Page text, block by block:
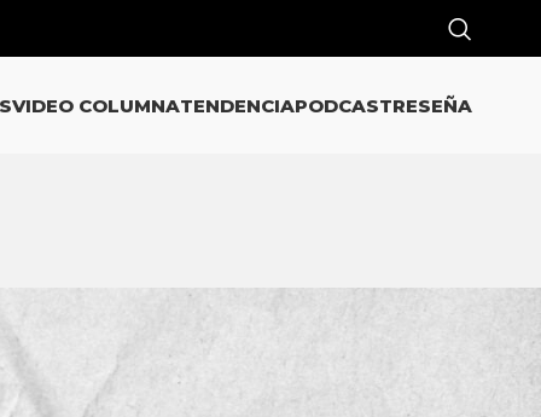
VIDEO COLUMNATENDENCIAPODCASTRESEÑA